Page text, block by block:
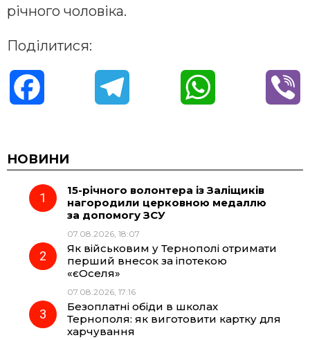
річного чоловіка.
Поділитися:
c
e
o
k
e
g
r
a
m
t
A
НОВИНИ
15-річного волонтера із Заліщиків
нагородили церковною медаллю
за допомогу ЗСУ
07.08.2026, 18:07
Як військовим у Тернополі отримати
перший внесок за іпотекою
«єОселя»
07.08.2026, 17:16
Безоплатні обіди в школах
Тернополя: як виготовити картку для
харчування